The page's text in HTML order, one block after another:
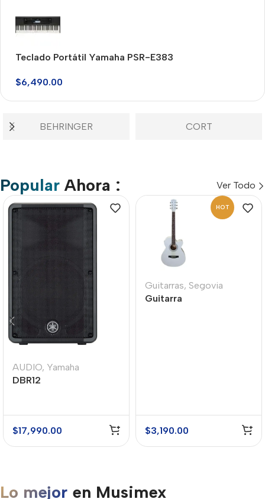
$14,220.00 MXN
Buy Now
Teclado Portátil Yamaha PSR-E383
$6,490.00
BEHRINGER CORT
Popular Ahora : Ver Todo
AUDIO, Yamaha
DBR12
$17,990.00
HOT
Guitarras, Segovia
Guitarra
$3,190.00
Lo mejor en Musimex